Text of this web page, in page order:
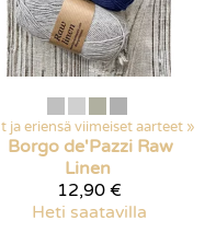
Poistuvat ja eriensä viimeiset aarteet ‪»
Borgo de'Pazzi Raw
Linen
12,90 €
Heti saatavilla